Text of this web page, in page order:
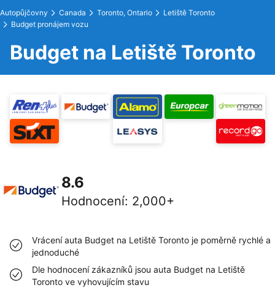
Autopůjčovny Canada Toronto, Ontario
Letiště Toronto
Budget pronájem vozu
Budget na Letiště Toronto
8.6
Hodnocení: 2,000+
Vrácení auta Budget na Letiště Toronto je poměrně rychlé a
jednoduché
Dle hodnocení zákazníků jsou auta Budget na Letiště
Toronto ve vyhovujícím stavu